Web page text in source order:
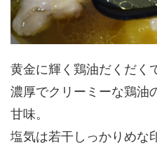
黄金に輝く鶏油だくだく
濃厚でクリーミーな鶏油
甘味。
塩気は若干しっかりめな